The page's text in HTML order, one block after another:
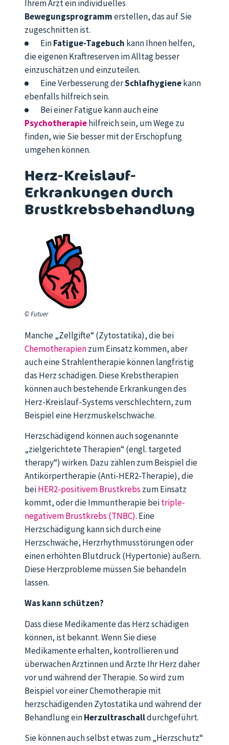
Ihrem Arzt ein individuelles
Bewegungsprogrammerstellen, das auf Sie
zugeschnitten ist.
EinFatigue-Tagebuch kann Ihnen helfen,
die eigenen Kraftreserven im Alltag besser
einzuschätzen und einzuteilen.
Eine Verbesserung derSchlafhygienekann
ebenfalls hilfreich sein.
Bei einer Fatigue kann auch eine
Psychotherapiehilfreich sein, um Wege zu
finden, wie Sie besser mit der Erschöpfung
umgehen können.
Herz-Kreislauf-
Erkrankungen durch
Brustkrebsbehandlung
© Futuer
Manche „Zellgifte“ (Zytostatika), die bei
Chemotherapienzum Einsatz kommen, aber
auch eine Strahlentherapie können langfristig
das Herz schädigen. Diese Krebstherapien
können auch bestehende Erkrankungen des
Herz-Kreislauf-Systems verschlechtern, zum
Beispiel eine Herzmuskelschwäche.
Herzschädigend können auch sogenannte
„zielgerichtete Therapien“ (engl. targeted
therapy“) wirken. Dazu zählen zum Beispiel die
Antikörpertherapie (Anti-HER2-Therapie), die
beiHER2-positivem Brustkrebs zum Einsatz
kommt, oder die Immuntherapie beitriple-
negativem Brustkrebs (TNBC). Eine
Herzschädigung kann sich durch eine
Herzschwäche, Herzrhythmusstörungen oder
einen erhöhten Blutdruck (Hypertonie) äußern.
Diese Herzprobleme müssen Sie behandeln
lassen.
Was kann schützen?
Dass diese Medikamente das Herz schädigen
können, ist bekannt. Wenn Sie diese
Medikamente erhalten, kontrollieren und
überwachen Ärztinnen und Ärzte Ihr Herz daher
vor und während der Therapie. So wird zum
Beispiel vor einer Chemotherapie mit
herzschädigenden Zytostatika und während der
Behandlung einHerzultraschalldurchgeführt.
Sie können auch selbst etwas zum „Herzschutz“